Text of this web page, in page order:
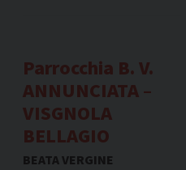
Parrocchia B. V.
ANNUNCIATA –
VISGNOLA
BELLAGIO
BEATA VERGINE